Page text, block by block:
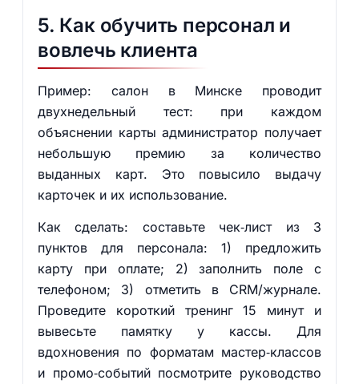
5. Как обучить персонал и
вовлечь клиента
Пример: салон в Минске проводит
двухнедельный тест: при каждом
объяснении карты администратор получает
небольшую премию за количество
выданных карт. Это повысило выдачу
карточек и их использование.
Как сделать: составьте чек‑лист из 3
пунктов для персонала: 1) предложить
карту при оплате; 2) заполнить поле с
телефоном; 3) отметить в CRM/журнале.
Проведите короткий тренинг 15 минут и
вывесьте памятку у кассы. Для
вдохновения по форматам мастер‑классов
и промо‑событий посмотрите руководство